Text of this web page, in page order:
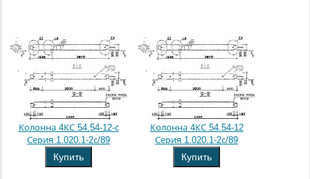
Колонна 4КС 54.54-12-с
Серия 1.020.1-2с/89
Купить
Колонна 4КС 54.54-12
Серия 1.020.1-2с/89
Купить